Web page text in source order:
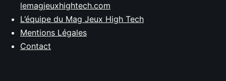
lemagjeuxhightech.com
L’équipe du Mag Jeux High Tech
Mentions Légales
Contact